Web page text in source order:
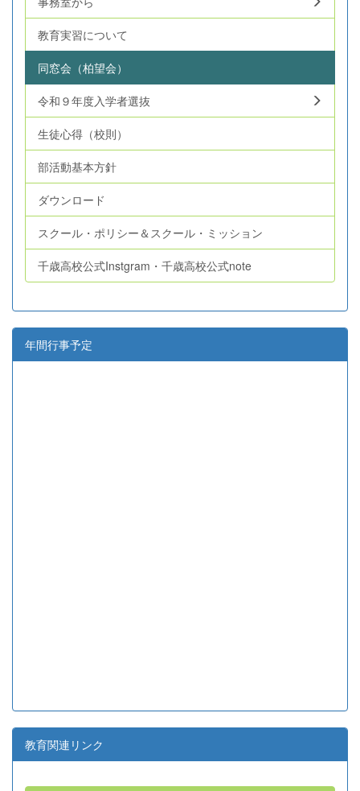
教育実習について
同窓会（柏望会）
令和９年度入学者選抜
生徒心得（校則）
部活動基本方針
ダウンロード
スクール・ポリシー＆スクール・ミッション
千歳高校公式Instgram・千歳高校公式note
年間行事予定
教育関連リンク